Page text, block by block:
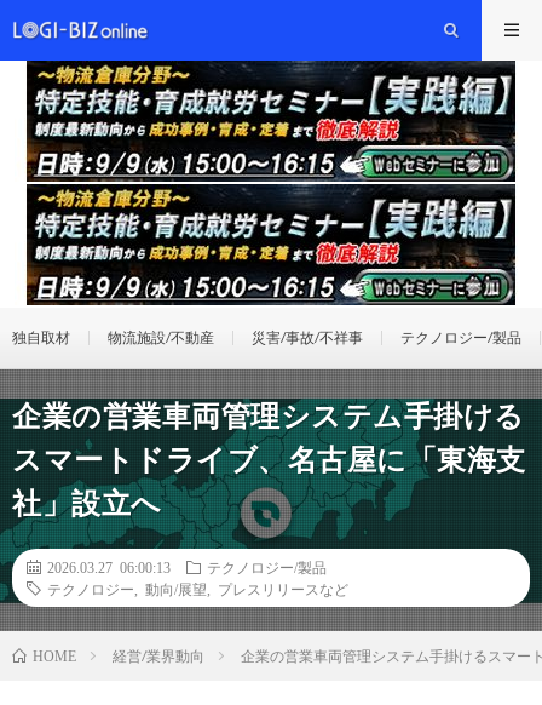
独自取材 物流施設/不動産 災害/事故/不祥事 テクノロジー/製品
企業の営業車両管理システム手掛ける
スマートドライブ、名古屋に「東海支
社」設立へ
2026.03.27 06:00:13
テクノロジー/製品
テクノロジー
動向/展望 プレスリリースなど
HOME 経営/業界動向 企業の営業車両管理システム手掛けるスマー